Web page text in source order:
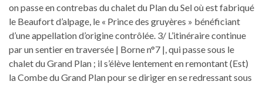
on passe en contrebas du chalet du Plan du Sel où est fabriqué
le Beaufort d’alpage, le « Prince des gruyères » bénéficiant
d’une appellation d’origine contrôlée. 3/ L’itinéraire continue
par un sentier en traversée | Borne n°7 |, qui passe sous le
chalet du Grand Plan ; il s’élève lentement en remontant (Est)
la Combe du Grand Plan pour se diriger en se redressant sous